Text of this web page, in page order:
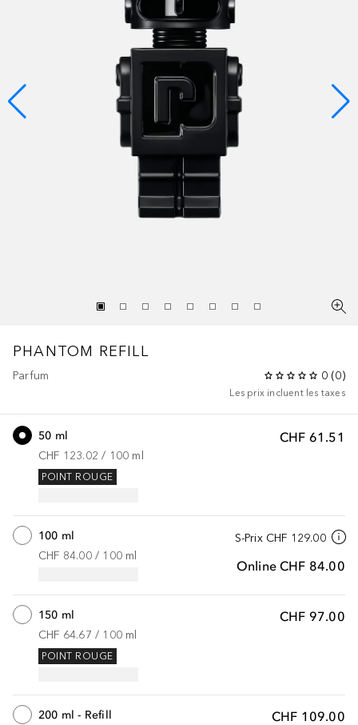
PHANTOM REFILL
Parfum 0 (0)
Les prix incluent les taxes
CHF 61.51
50 ml
CHF 123.02 / 100 ml
POINT ROUGE
S-Prix CHF 129.00
Online CHF 84.00
100 ml
CHF 84.00 / 100 ml
CHF 97.00
150 ml
CHF 64.67 / 100 ml
POINT ROUGE
CHF 109.00
200 ml - Refill